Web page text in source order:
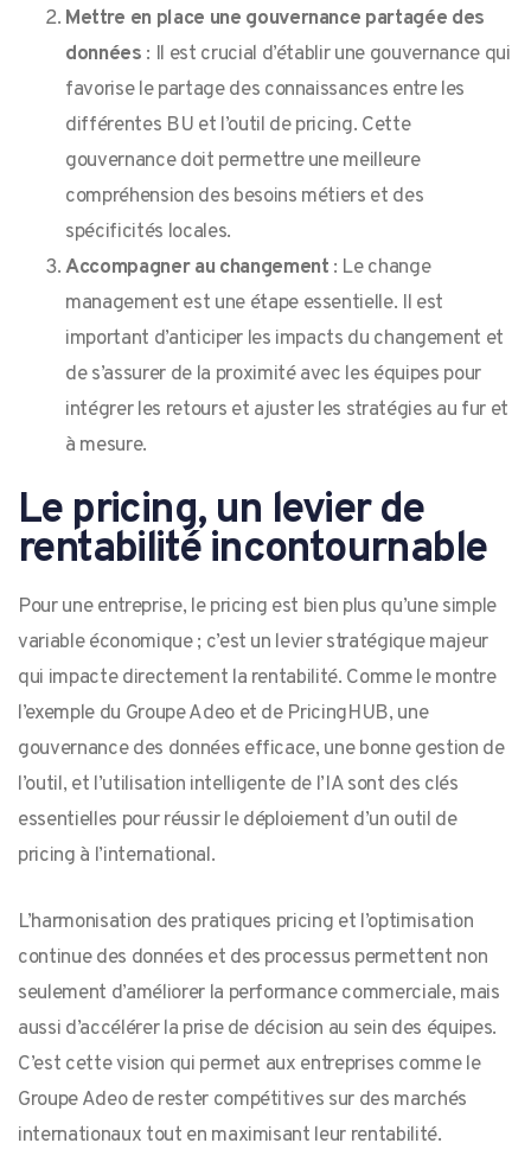
Mettre en place une gouvernance partagée des
données : Il est crucial d’établir une gouvernance qui
favorise le partage des connaissances entre les
différentes BU et l’outil de pricing. Cette
gouvernance doit permettre une meilleure
compréhension des besoins métiers et des
spécificités locales.
Accompagner au changement : Le change
management est une étape essentielle. Il est
important d’anticiper les impacts du changement et
de s’assurer de la proximité avec les équipes pour
intégrer les retours et ajuster les stratégies au fur et
à mesure.
Le pricing, un levier de
rentabilité incontournable
Pour une entreprise, le pricing est bien plus qu’une simple
variable économique ; c’est un levier stratégique majeur
qui impacte directement la rentabilité. Comme le montre
l’exemple du Groupe Adeo et de PricingHUB, une
gouvernance des données efficace, une bonne gestion de
l’outil, et l’utilisation intelligente de l’IA sont des clés
essentielles pour réussir le déploiement d’un outil de
pricing à l’international.
L’harmonisation des pratiques pricing et l’optimisation
continue des données et des processus permettent non
seulement d’améliorer la performance commerciale, mais
aussi d’accélérer la prise de décision au sein des équipes.
C’est cette vision qui permet aux entreprises comme le
Groupe Adeo de rester compétitives sur des marchés
internationaux tout en maximisant leur rentabilité.